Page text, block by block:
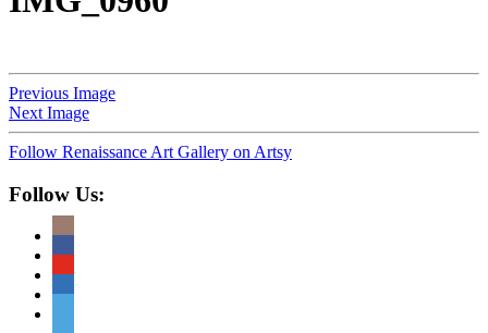
Previous Image
Next Image
Follow Renaissance Art Gallery on Artsy
Follow Us: